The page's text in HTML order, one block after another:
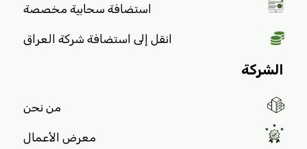
استضافة سحابية مخصصة
انقل إلى استضافة شركة العراق
الشركة
من نحن
معرض الأعمال